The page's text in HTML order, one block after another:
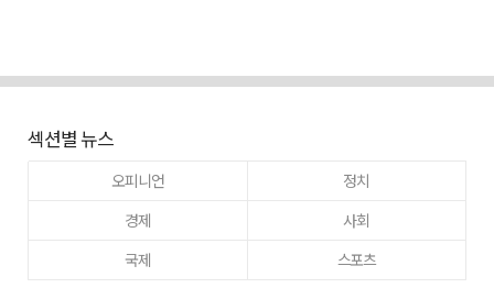
섹션별 뉴스
오피니언
정치
경제
사회
국제
스포츠